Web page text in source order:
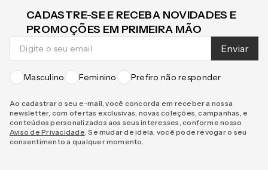
CADASTRE-SE E RECEBA NOVIDADES E
PROMOÇÕES EM PRIMEIRA MÃO
Enviar
Masculino Feminino Prefiro não responder
Ao cadastrar o seu e-mail, você concorda em receber a nossa
newsletter, com ofertas exclusivas, novas coleções, campanhas, e
conteúdos personalizados aos seus interesses, conforme nosso
Aviso de Privacidade . Se mudar de ideia, você pode revogar o seu
consentimento a qualquer momento.